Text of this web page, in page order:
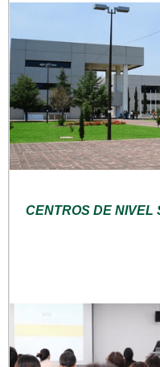
CENTROS DE NIVEL